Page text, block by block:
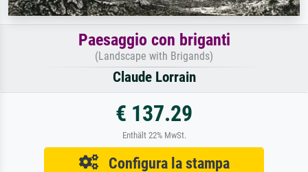
Paesaggio con briganti
(Landscape with Brigands)
Claude Lorrain
€ 137.29
Enthält 22% MwSt.
Configura la stampa